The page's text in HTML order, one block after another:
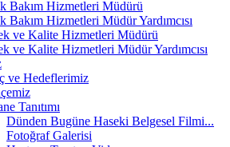
Bakım Hizmetleri Müdürü
Bakım Hizmetleri Müdür Yardımcısı
ve Kalite Hizmetleri Müdürü
ve Kalite Hizmetleri Müdür Yardımcısı
ve Hedeflerimiz
Tanıtımı
Dünden Bugüne Haseki Belgesel Filmi...
Fotoğraf Galerisi